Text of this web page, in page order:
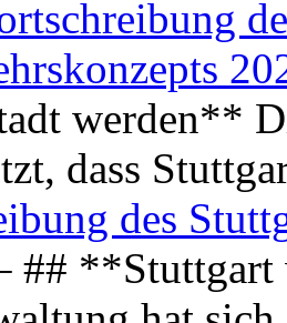
werden**
dass
des
## **Stuttgart